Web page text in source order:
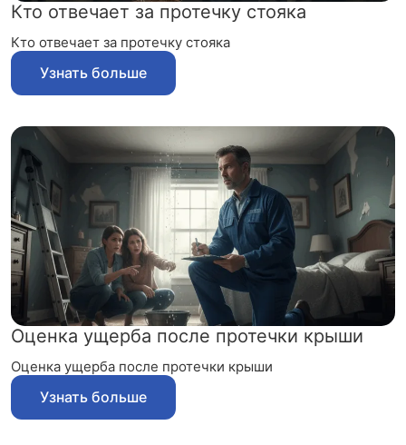
Кто отвечает за протечку стояка
Кто отвечает за протечку стояка
Узнать больше
Оценка ущерба после протечки крыши
Оценка ущерба после протечки крыши
Узнать больше